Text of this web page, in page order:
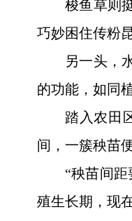
梭鱼草则
巧妙困住传粉
另一头，
的功能，如同
踏入农田
间，一簇秧苗
“秧苗间
殖生长期，现